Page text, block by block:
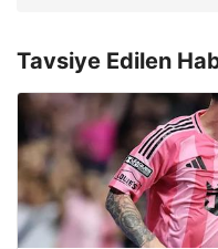
Tavsiye Edilen